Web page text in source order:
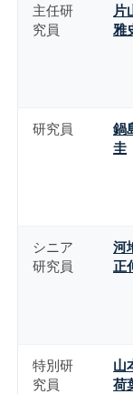
主任研
究員
雅
研究員
鍋
圭
シニア
研究員
河
正
特別研
究員
山
荷